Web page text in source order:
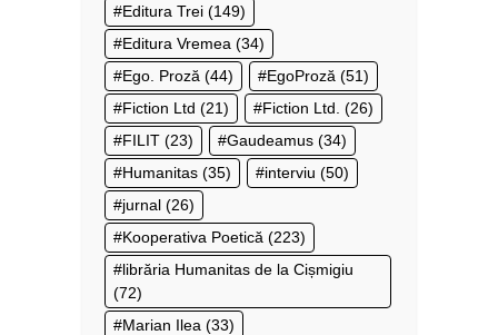
Editura Trei (149)
Editura Vremea (34)
Ego. Proză (44) EgoProză (51)
Fiction Ltd (21) Fiction Ltd. (26)
FILIT (23) Gaudeamus (34)
Humanitas (35) interviu (50)
jurnal (26)
Kooperativa Poetică (223)
librăria Humanitas de la Cișmigiu
(72)
Marian Ilea (33)